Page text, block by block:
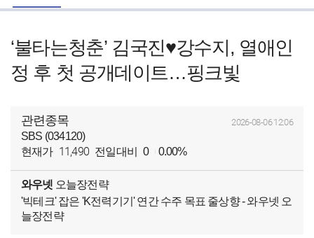
‘불타는청춘’ 김국진♥강수지, 열애인
정 후 첫 공개데이트…핑크빛
관련종목 2026-08-06 12:06
SBS (034120)
현재가 11,490 전일대비 0 0.00%
와우넷 오늘장전략
'빅테크' 잡은 'K전력기기' 연간 수주 목표 줄상향 - 와우넷 오
늘장전략